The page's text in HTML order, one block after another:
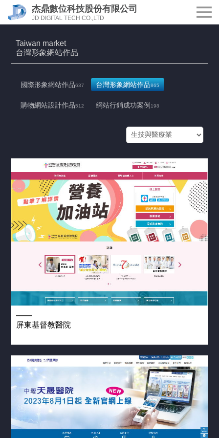
杰鼎數位科技股份有限公司
JD DIGITAL TECH CO.,LTD
Taiwan market
台灣形象網站作品
國際形象網站作品637 台灣形象網站作品865
購物網站設計作品512 網站行銷成功案例 198
屏東基督教醫院